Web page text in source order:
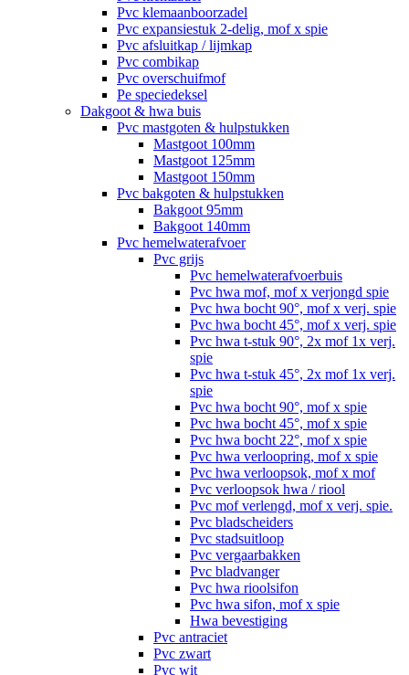
Pvc klemaanboorzadel
Pvc expansiestuk 2-delig, mof x spie
Pvc afsluitkap / lijmkap
Pvc combikap
Pvc overschuifmof
Pe speciedeksel
Dakgoot & hwa buis
Pvc mastgoten & hulpstukken
Mastgoot 100mm
Mastgoot 125mm
Mastgoot 150mm
Pvc bakgoten & hulpstukken
Bakgoot 95mm
Bakgoot 140mm
Pvc hemelwaterafvoer
Pvc grijs
Pvc hemelwaterafvoerbuis
Pvc hwa mof, mof x verjongd spie
Pvc hwa bocht 90°, mof x verj. spie
Pvc hwa bocht 45°, mof x verj. spie
Pvc hwa t-stuk 90°, 2x mof 1x verj.
spie
Pvc hwa t-stuk 45°, 2x mof 1x verj.
spie
Pvc hwa bocht 90°, mof x spie
Pvc hwa bocht 45°, mof x spie
Pvc hwa bocht 22°, mof x spie
Pvc hwa verloopring, mof x spie
Pvc hwa verloopsok, mof x mof
Pvc verloopsok hwa / riool
Pvc mof verlengd, mof x verj. spie.
Pvc bladscheiders
Pvc stadsuitloop
Pvc vergaarbakken
Pvc bladvanger
Pvc hwa rioolsifon
Pvc hwa sifon, mof x spie
Hwa bevestiging
Pvc antraciet
Pvc zwart
Pvc wit